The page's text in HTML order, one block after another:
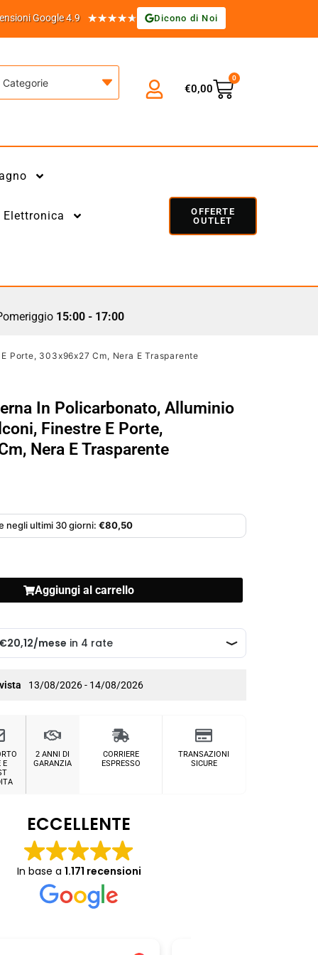
Google 4.9 ★★★★★ Dicono di Noi
Categorie €0,00
0
Elettronica
OFFERTE
OUTLET
15:00 - 17:00
Porte, 303x96x27 Cm, Nera E Trasparente
In Policarbonato, Alluminio
Finestre E Porte,
Nera E Trasparente
negli ultimi 30 giorni: €80,50
Aggiungi al carrello
13/08/2026 - 14/08/2026
E
2 ANNI DI
GARANZIA
CORRIERE
ESPRESSO
TRANSAZIONI
SICURE
ECCELLENTE
In base a 1.171 recensioni